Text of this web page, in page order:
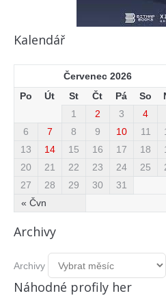
Kalendář
Červenec 2026
Po
Út St Čt Pá So
« Čvn
1 2 3 4
6
7 8 9 10 11
13
14 15 16 17 18
20
21 22 23 24 25
27
28 29 30 31
Archivy
Archivy
Náhodné profily her